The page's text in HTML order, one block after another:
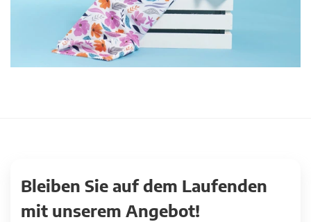
Bleiben Sie auf dem Laufenden
mit unserem Angebot!